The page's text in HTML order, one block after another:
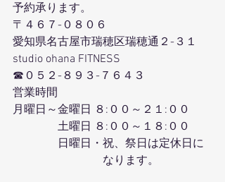
予約承ります。
〒４６７-０８０６
愛知県名古屋市瑞穂区瑞穂通２-３１
studio ohana FITNESS
☎０５２-８９３-７６４３
営業時間
月曜日～金曜日 ８:００～２１:００
土曜日 ８:００～１８:００
日曜日・祝、祭日は定休日に
なります。